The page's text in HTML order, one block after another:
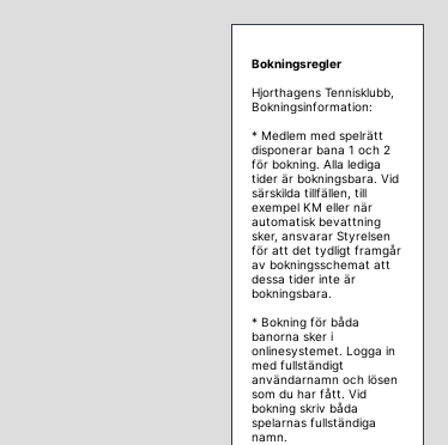
Bokningsregler
Hjorthagens Tennisklubb,
Bokningsinformation:
* Medlem med spelrätt
disponerar bana 1 och 2
för bokning. Alla lediga
tider är bokningsbara. Vid
särskilda tillfällen, till
exempel KM eller när
automatisk bevattning
sker, ansvarar Styrelsen
för att det tydligt framgår
av bokningsschemat att
dessa tider inte är
bokningsbara.
* Bokning för båda
banorna sker i
onlinesystemet. Logga in
med fullständigt
användarnamn och lösen
som du har fått. Vid
bokning skriv båda
spelarnas fullständiga
namn.